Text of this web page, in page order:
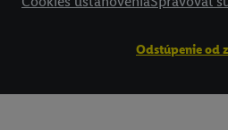
Odstúpenie od